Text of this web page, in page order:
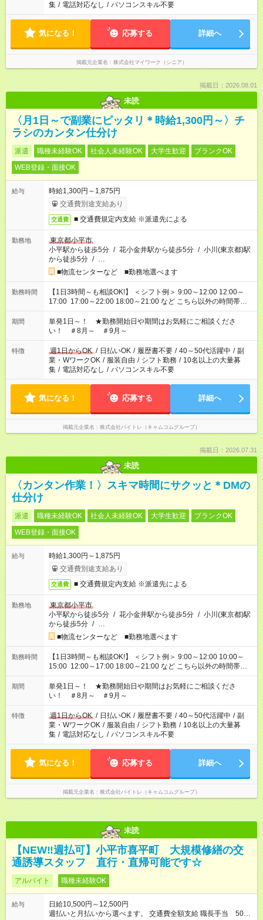
集 / 電話対応なし / パソコンスキル不要
気になる！ 応募する 詳細へ
掲載元企業名 株式会社マイワーク（シニア）
掲載日：2026.08.01
未読
〈月1日～で副業にピッタリ＊時給1,300円～〉チ
ラシのカンタン仕分け
派遣 職種未経験OK 社会人未経験OK 大学生歓迎
ブランクOK
WEB登録・面接OK
給与
時給1,300円～1,875円
交通費別途支給あり
交通費 ■ 交通費規定内支給 ※派遣先による
勤務地
東京都小平市
小平駅から徒歩5分 / 花小金井駅から徒歩5分 / 小川(東京都)駅
から徒歩5分 / …
■物流センターなど ■勤務地選べます
勤務時間
【1日3時間～も相談OK!】 ＜シフト例＞ 9:00～12:00 12:00～
17:00 17:00～22:00 18:00～21:00 など こちら以外の時間帯も
お気軽にご相談ください！
期間
単発1日～！ ★勤務開始日や期間はお気軽にご相談くださ
い！ ＃8月～ ＃9月～
特徴 週1日からOK / 日払いOK / 履歴書不要 / 40～50代活躍中 / 副
業・WワークOK / 服装自由 / シフト勤務 / 10名以上の大量募
集 / 電話対応なし / パソコンスキル不要
気になる！ 応募する 詳細へ
掲載元企業名 株式会社バイトレ（キャムコムグループ）
掲載日：2026.07.31
未読
〈カンタン作業！〉スキマ時間にサクッと＊DMの
仕分け
派遣 職種未経験OK 社会人未経験OK 大学生歓迎
ブランクOK
WEB登録・面接OK
給与
時給1,300円～1,875円
交通費別途支給あり
交通費 ■ 交通費規定内支給 ※派遣先による
勤務地
東京都小平市
小平駅から徒歩5分 / 花小金井駅から徒歩5分 / 小川(東京都)駅
から徒歩5分 / …
■物流センターなど ■勤務地選べます
勤務時間
【1日3時間～も相談OK!】 ＜シフト例＞ 9:00～12:00 10:00～
15:00 12:00～17:00 18:00～21:00 など こちら以外の時間帯も
お気軽にご相談ください！
期間
単発1日～！ ★勤務開始日や期間はお気軽にご相談くださ
い！ ＃8月～ ＃9月～
特徴 週1日からOK / 日払いOK / 履歴書不要 / 40～50代活躍中 / 副
業・WワークOK / 服装自由 / シフト勤務 / 10名以上の大量募
集 / 電話対応なし / パソコンスキル不要
気になる！ 応募する 詳細へ
掲載元企業名 株式会社バイトレ（キャムコムグループ）
未読
【NEW‼週払可】小平市喜平町 大規模修繕の交
通誘導スタッフ 直行・直帰可能です☆
アルバイト 職種未経験OK
給与
日給10,500円～12,500円
週払いと月払いから選べます。 交通費全額支給 職長手当 5000